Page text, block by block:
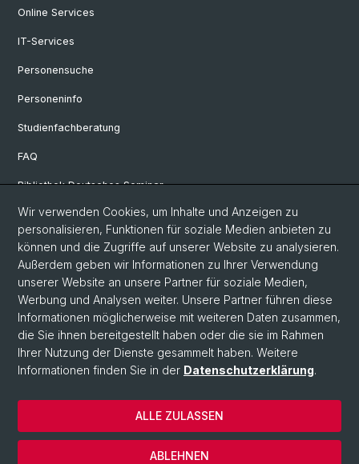
Online Services
IT-Services
Personensuche
Personeninfo
Studienfachberatung
FAQ
Bibliothek Deutsches Seminar
Neuere deutsche Literaturwissenschaft
Germanistische Mediävistik
Deutsche Sprachwissenschaft
© Universität Basel
Philosophisch-Historische Fakultät
Sprach- und Literaturwissenschaften
Home
Datenschutzerklärung
Wir verwenden Cookies, um Inhalte und Anzeigen zu
personalisieren, Funktionen für soziale Medien anbieten zu
können und die Zugriffe auf unserer Website zu analysieren.
Außerdem geben wir Informationen zu Ihrer Verwendung
unserer Website an unsere Partner für soziale Medien,
Werbung und Analysen weiter. Unsere Partner führen diese
Informationen möglicherweise mit weiteren Daten zusammen,
die Sie ihnen bereitgestellt haben oder die sie im Rahmen
Ihrer Nutzung der Dienste gesammelt haben. Weitere
Informationen finden Sie in der Datenschutzerklärung.
ABLEHNEN
ALLE ZULASSEN